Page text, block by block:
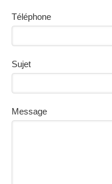
Téléphone
Sujet
Message